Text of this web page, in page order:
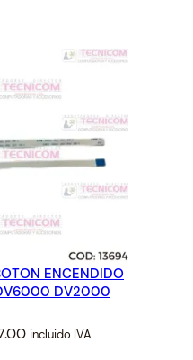
ENCENDIDO
DV2000
Current
incluido IVA